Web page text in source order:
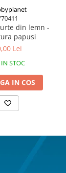
din lemn -
papusi
Lei
IN STOC
IN COS